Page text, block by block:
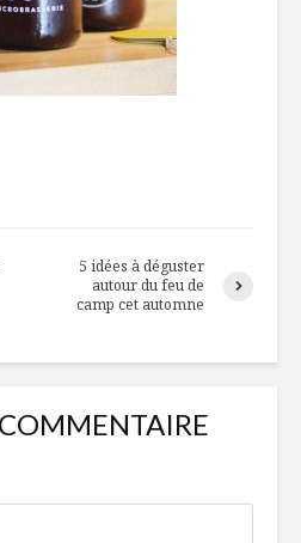
5 idées à déguster
autour du feu de
camp cet automne